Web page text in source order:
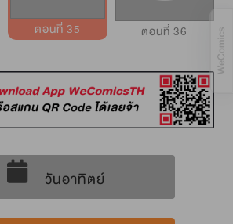
ตอนที่ 35 ตอนที่ 36
วันอาทิตย์